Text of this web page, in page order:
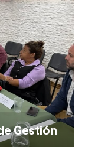
Gestión